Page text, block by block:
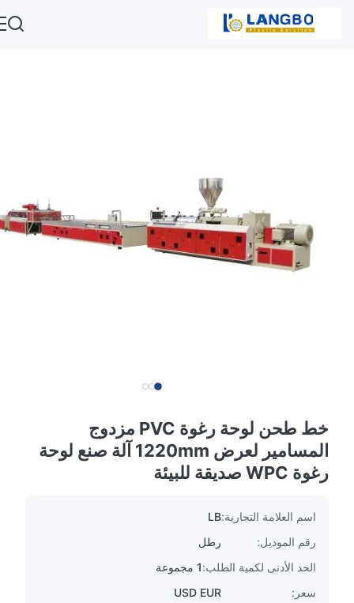
خط طحن لوحة رغوة PVC مزدوج
المسامير لعرض 1220mm آلة صنع لوحة
رغوة WPC صديقة للبيئة
اسم العلامة التجارية:LB
رقم الموديل:
الحد الأدنى لكمية الطلب:1 مجموعة
USD EUR